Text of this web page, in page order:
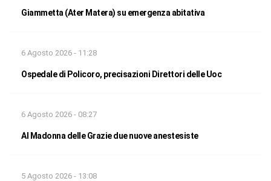
Giammetta (Ater Matera) su emergenza abitativa
6 Agosto 2026 - 11:28
Ospedale di Policoro, precisazioni Direttori delle Uoc
6 Agosto 2026 - 08:27
Al Madonna delle Grazie due nuove anestesiste
5 Agosto 2026 - 13:08